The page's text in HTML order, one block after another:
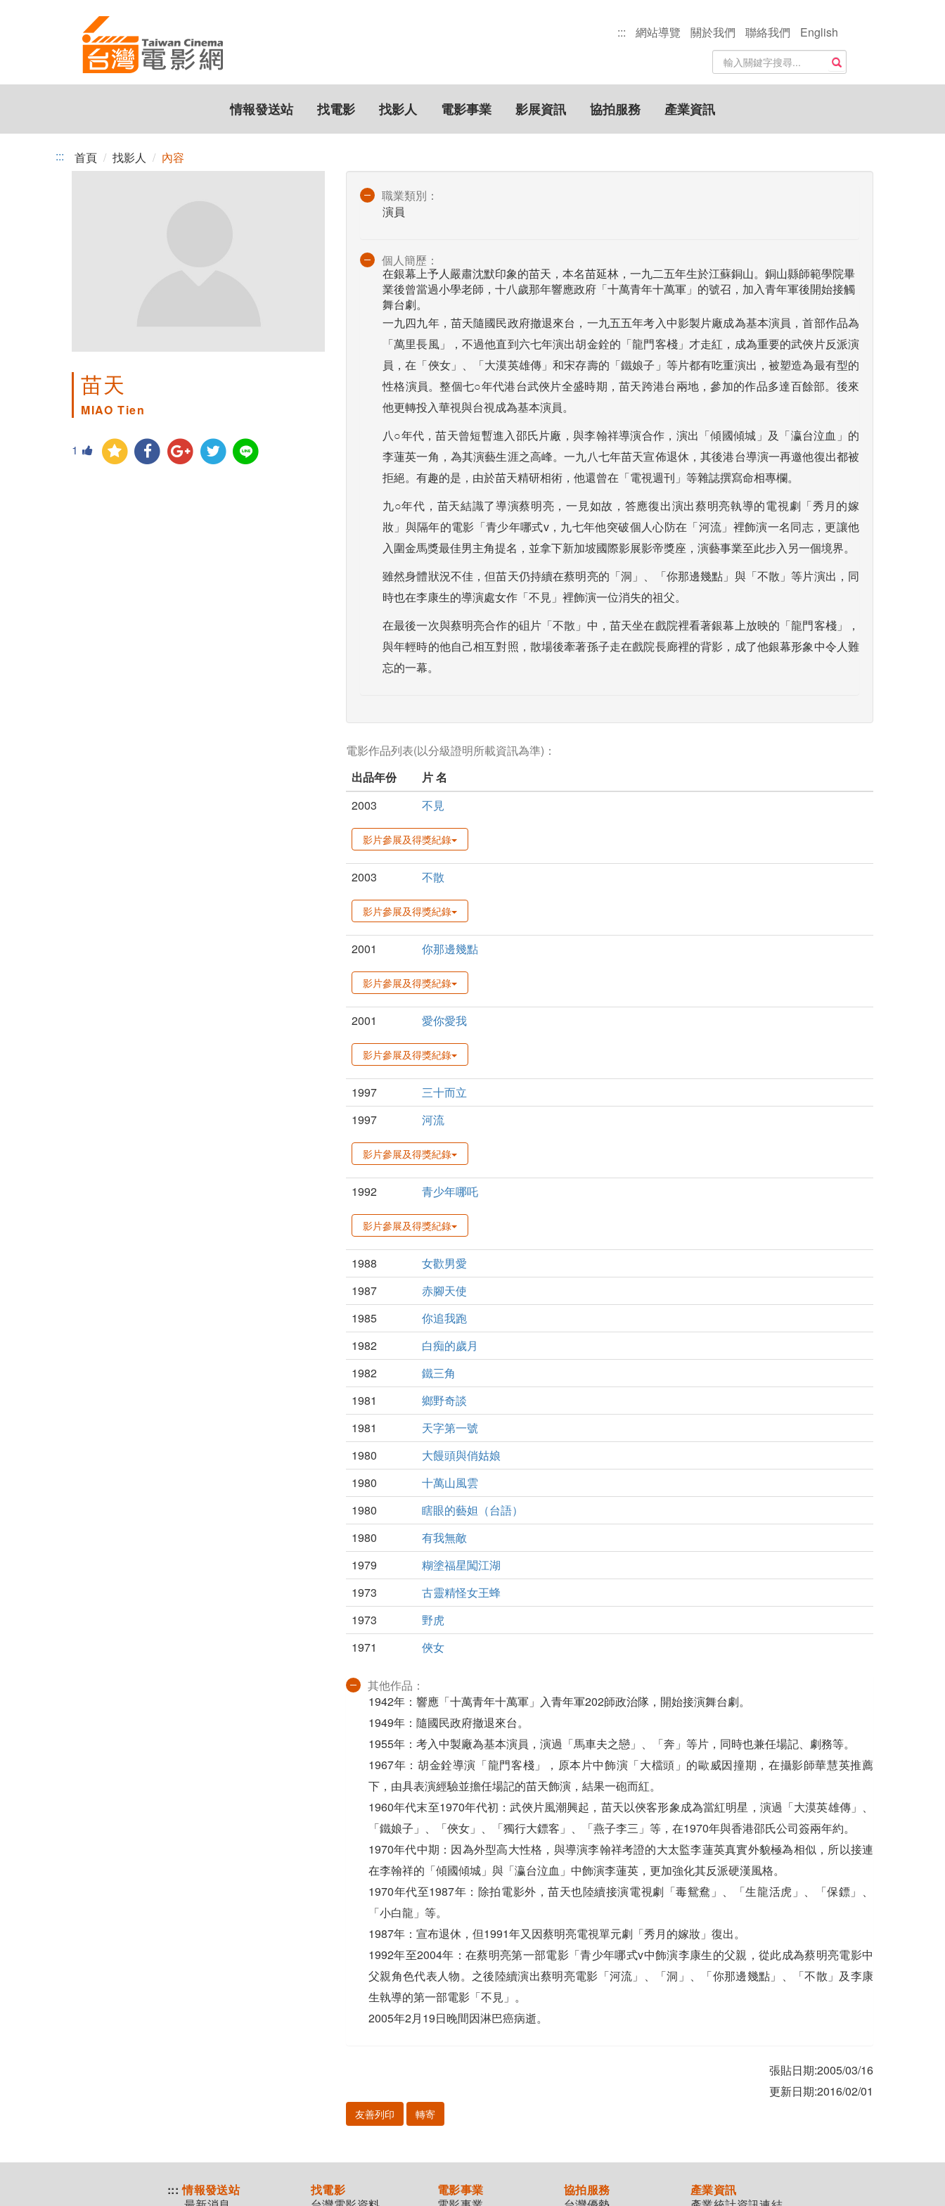
::: 網站導覽 關於我們 聯絡我們
English
站
內
搜
尋
關
鍵
搜尋
情報發送站 找電影 找影人 電影事業 影展資訊 協拍服務 產業資訊
::: 首頁 找影人 內容
苗天
MIAO Tien
1
職業類別：
演員
個人簡歷：
在銀幕上予人嚴肅沈默印象的苗天，本名苗延林，一九二五年生於江蘇銅山。銅山縣師範學院畢
業後曾當過小學老師，十八歲那年響應政府「十萬青年十萬軍」的號召，加入青年軍後開始接觸
舞台劇。
一九四九年，苗天隨國民政府撤退來台，一九五五年考入中影製片廠成為基本演員，首部作品為
「萬里長風」，不過他直到六七年演出胡金銓的「龍門客棧」才走紅，成為重要的武俠片反派演
員，在「俠女」、「大漠英雄傳」和宋存壽的「鐵娘子」等片都有吃重演出，被塑造為最有型的
性格演員。整個七○年代港台武俠片全盛時期，苗天跨港台兩地，參加的作品多達百餘部。後來
他更轉投入華視與台視成為基本演員。
八○年代，苗天曾短暫進入邵氏片廠，與李翰祥導演合作，演出「傾國傾城」及「瀛台泣血」的
李蓮英一角，為其演藝生涯之高峰。一九八七年苗天宣佈退休，其後港台導演一再邀他復出都被
拒絕。有趣的是，由於苗天精研相術，他還曾在「電視週刊」等雜誌撰寫命相專欄。
九○年代，苗天結識了導演蔡明亮，一見如故，答應復出演出蔡明亮執導的電視劇「秀月的嫁
妝」與隔年的電影「青少年哪式v，九七年他突破個人心防在「河流」裡飾演一名同志，更讓他
入圍金馬獎最佳男主角提名，並拿下新加坡國際影展影帝獎座，演藝事業至此步入另一個境界。
雖然身體狀況不佳，但苗天仍持續在蔡明亮的「洞」、「你那邊幾點」與「不散」等片演出，同
時也在李康生的導演處女作「不見」裡飾演一位消失的祖父。
在最後一次與蔡明亮合作的砠片「不散」中，苗天坐在戲院裡看著銀幕上放映的「龍門客棧」，
與年輕時的他自己相互對照，散場後牽著孫子走在戲院長廊裡的背影，成了他銀幕形象中令人難
忘的一幕。
電影作品列表(以分級證明所載資訊為準)：
出品年份
片 名
2003
不見
影片參展及得獎紀錄
2003 不散
影片參展及得獎紀錄
2001 你那邊幾點
影片參展及得獎紀錄
2001 愛你愛我
影片參展及得獎紀錄
1997
三十而立
1997
河流
影片參展及得獎紀錄
1992 青少年哪吒
影片參展及得獎紀錄
1988
女歡男愛
1987
赤腳天使
1985
你追我跑
1982
白痴的歲月
1982
鐵三角
1981
鄉野奇談
1981
天字第一號
1980
大饅頭與俏姑娘
1980
十萬山風雲
1980
瞎眼的藝妲（台語）
1980
有我無敵
1979
糊塗福星闖江湖
1973
古靈精怪女王蜂
1973
野虎
1971
俠女
其他作品：
1942年：響應「十萬青年十萬軍」入青年軍202師政治隊，開始接演舞台劇。
1949年：隨國民政府撤退來台。
1955年：考入中製廠為基本演員，演過「馬車夫之戀」、「奔」等片，同時也兼任場記、劇務等。
1967年：胡金銓導演「龍門客棧」，原本片中飾演「大檔頭」的歐威因撞期，在攝影師華慧英推薦
下，由具表演經驗並擔任場記的苗天飾演，結果一砲而紅。
1960年代末至1970年代初：武俠片風潮興起，苗天以俠客形象成為當紅明星，演過「大漠英雄傳」、
「鐵娘子」、「俠女」、「獨行大鏢客」、「燕子李三」等，在1970年與香港邵氏公司簽兩年約。
1970年代中期：因為外型高大性格，與導演李翰祥考證的大太監李蓮英真實外貌極為相似，所以接連
在李翰祥的「傾國傾城」與「瀛台泣血」中飾演李蓮英，更加強化其反派硬漢風格。
1970年代至1987年：除拍電影外，苗天也陸續接演電視劇「毒鴛鴦」、「生龍活虎」、「保鏢」、
「小白龍」等。
1987年：宣布退休，但1991年又因蔡明亮電視單元劇「秀月的嫁妝」復出。
1992年至2004年：在蔡明亮第一部電影「青少年哪式v中飾演李康生的父親，從此成為蔡明亮電影中
父親角色代表人物。之後陸續演出蔡明亮電影「河流」、「洞」、「你那邊幾點」、「不散」及李康
生執導的第一部電影「不見」。
2005年2月19日晚間因淋巴癌病逝。
張貼日期:2005/03/16
更新日期:2016/02/01
友善列印 轉寄
::: 情報發送站
找電影
電影事業
協拍服務
產業資訊